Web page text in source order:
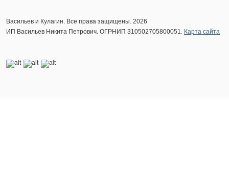
Васильев и Кулагин. Все права защищены. 2026
ИП Васильев Никита Петрович. ОГРНИП 310502705800051. Карта сайта